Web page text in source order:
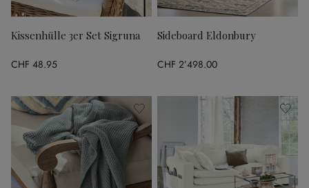
Kissenhülle 3er Set Sigruna
CHF 48.95
Sideboard Eldonbury
CHF 2’498.00